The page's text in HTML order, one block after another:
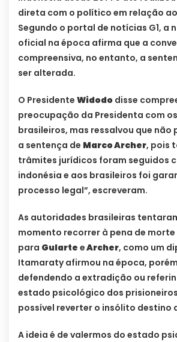
direta com o político em relação
Segundo o portal de notícias G1, a
oficial na época afirma que a
compreensiva, no entanto, a
ser alterada.
O Presidente Widodo disse
preocupação da Presidenta com
brasileiros, mas ressalvou que
a sentença de Marco Archer, pois
trâmites jurídicos foram seguidos
indonésia e aos brasileiros foi
processo legal”, escreveram.
As autoridades brasileiras
momento recorrer à pena de
para Gularte eArcher, como um
Itamaraty afirmou na época,
defendendo a extradição ou
estado psicológico dos
possível reverter o insólito destino
A ideia é de valermos do estado